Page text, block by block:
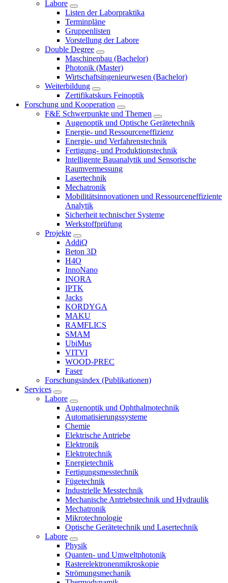
Labore
Listen der Laborpraktika
Terminpläne
Gruppenlisten
Vorstellung der Labore
Double Degree
Maschinenbau (Bachelor)
Photonik (Master)
Wirtschaftsingenieurwesen (Bachelor)
Weiterbildung
Zertifikatskurs Feinoptik
Forschung und Kooperation
F&E Schwerpunkte und Themen
Augenoptik und Optische Gerätetechnik
Energie- und Ressourceneffizienz
Energie- und Verfahrenstechnik
Fertigung- und Produktionstechnik
Intelligente Bauanalytik und Sensorische
Raumvermessung
Lasertechnik
Mechatronik
Mobilitätsinnovationen und Ressourceneffiziente
Analytik
Sicherheit technischer Systeme
Werkstoffprüfung
Projekte
AddiQ
Beton 3D
H4O
InnoNano
INORA
IPTK
Jacks
KORDYGA
MAKU
RAMFLICS
SMAM
UbiMus
VITVI
WOOD-PREC
Faser
Forschungsindex (Publikationen)
Services
Labore
Augenoptik und Ophthalmotechnik
Automatisierungssysteme
Chemie
Elektrische Antriebe
Elektronik
Elektrotechnik
Energietechnik
Fertigungsmesstechnik
Fügetechnik
Industrielle Messtechnik
Mechanische Antriebstechnik und Hydraulik
Mechatronik
Mikrotechnologie
Optische Gerätetechnik und Lasertechnik
Labore
Physik
Quanten- und Umweltphotonik
Rasterelektronenmikroskopie
Strömungsmechanik